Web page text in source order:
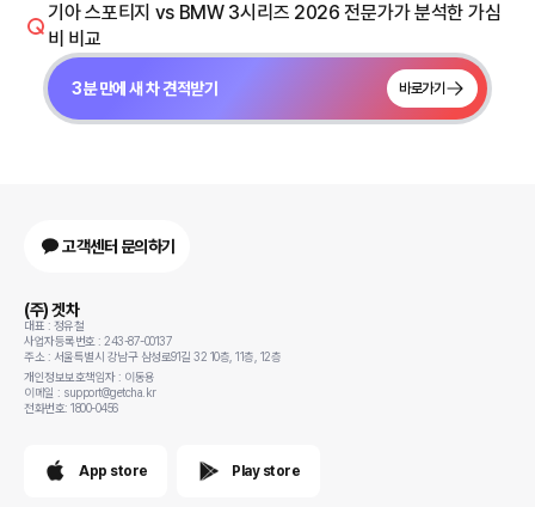
기아 스포티지 vs BMW 3시리즈 2026 전문가가 분석한 가심
비 비교
3분 만에 새 차 견적받기 바로가기
고객센터 문의하기
(주) 겟차
대표 : 정유철
사업자등록번호 : 243-87-00137
주소 : 서울특별시 강남구 삼성로91길 32 10층, 11층, 12층
개인정보보호책임자 : 이동용
이메일 : support@getcha.kr
전화번호: 1800-0456
App store Play store